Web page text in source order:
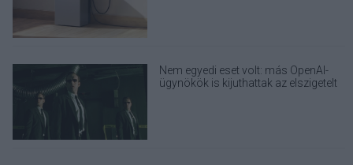
Nem egyedi eset volt: más OpenAI-
ügynökök is kijuthattak az elszigetelt